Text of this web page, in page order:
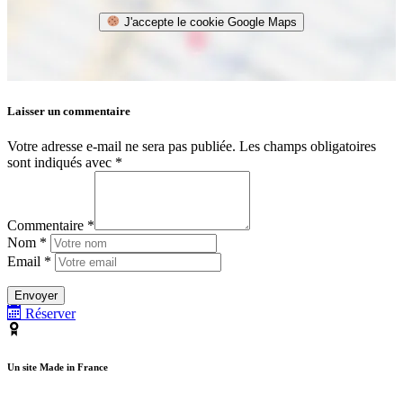
J'accepte le cookie Google Maps
Laisser un commentaire
Votre adresse e-mail ne sera pas publiée. Les champs obligatoires
sont indiqués avec *
Commentaire *
Nom *
Email *
Réserver
Un site Made in France